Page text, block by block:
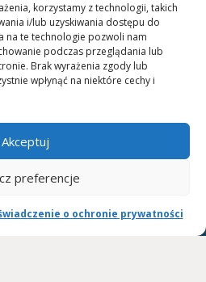
korzystamy z technologii, takich
i/lub uzyskiwania dostępu do
na te technologie pozwoli nam
podczas przeglądania lub
Brak wyrażenia zgody lub
wpłynąć na niektóre cechy i
Akceptuj
preferencje
o ochronie prywatności
skan dowodu osobistego (obie strony)
prosimy o kontakt
egzemplarzach do podpisania
ze sprzętem.
OPTIFLEX, KINETEC SPECTRA:
wystawiamy rachunki celem